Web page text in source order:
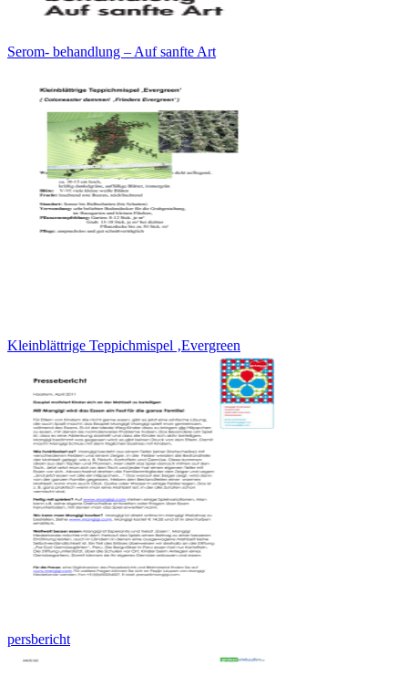
Serom- behandlung – Auf sanfte Art
Kleinblättrige Teppichmispel ‚Evergreen
persbericht